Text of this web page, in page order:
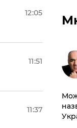
12:05
11:51
11:37